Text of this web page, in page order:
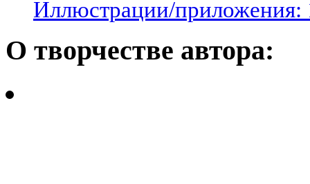
Иллюстрации/приложения:
О творчестве автора: